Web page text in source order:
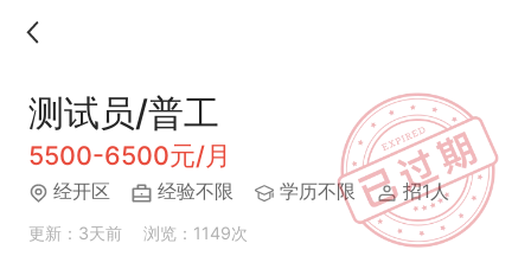
测试员/普工
5500-6500元/月
经开区 经验不限 学历不限 招1人
更新：3天前 浏览：1149次